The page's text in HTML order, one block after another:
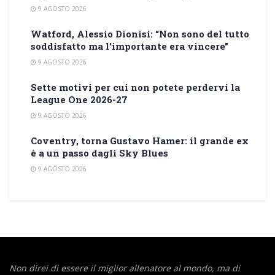
9 AGOSTO 2026
Watford, Alessio Dionisi: “Non sono del tutto
soddisfatto ma l’importante era vincere”
9 AGOSTO 2026
Sette motivi per cui non potete perdervi la
League One 2026-27
9 AGOSTO 2026
Coventry, torna Gustavo Hamer: il grande ex
è a un passo dagli Sky Blues
9 AGOSTO 2026
Non direi di essere il miglior allenatore al mondo, ma di